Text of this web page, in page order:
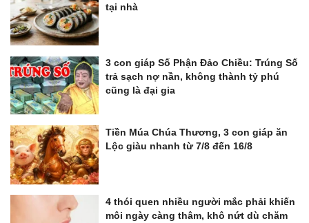
tại nhà
3 con giáp Số Phận Đảo Chiều: Trúng Số
trả sạch nợ nần, không thành tỷ phú
cũng là đại gia
Tiền Múa Chúa Thương, 3 con giáp ăn
Lộc giàu nhanh từ 7/8 đến 16/8
4 thói quen nhiều người mắc phải khiến
môi ngày càng thâm, khô nứt dù chăm